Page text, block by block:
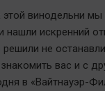
винодельни мы
нашли искренний
не
вас и с
в «Вайтнауэр-